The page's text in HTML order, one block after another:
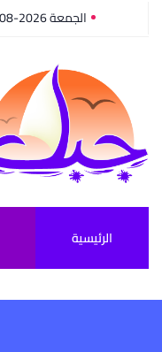
الجمعة 2026-08-07
الرئيسية